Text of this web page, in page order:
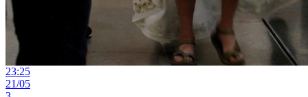
23:25
21/05